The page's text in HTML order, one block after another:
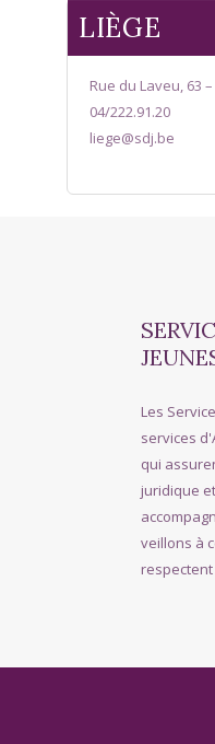
LIÈGE
Rue du Laveu, 63 –
04/222.91.20
liege@sdj.be
Les
services
qui
juridique
veillons à